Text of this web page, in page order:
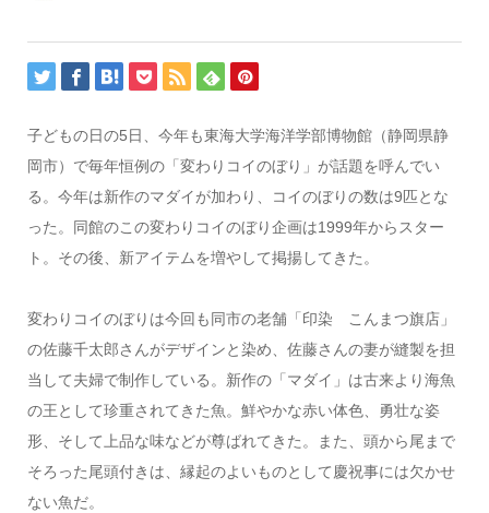
子どもの日の5日、今年も東海大学海洋学部博物館（静岡県静
岡市）で毎年恒例の「変わりコイのぼり」が話題を呼んでい
る。今年は新作のマダイが加わり、コイのぼりの数は9匹とな
った。同館のこの変わりコイのぼり企画は1999年からスター
ト。その後、新アイテムを増やして掲揚してきた。
変わりコイのぼりは今回も同市の老舗「印染 こんまつ旗店」
の佐藤千太郎さんがデザインと染め、佐藤さんの妻が縫製を担
当して夫婦で制作している。新作の「マダイ」は古来より海魚
の王として珍重されてきた魚。鮮やかな赤い体色、勇壮な姿
形、そして上品な味などが尊ばれてきた。また、頭から尾まで
そろった尾頭付きは、縁起のよいものとして慶祝事には欠かせ
ない魚だ。